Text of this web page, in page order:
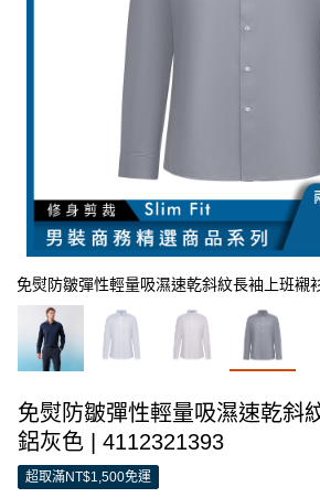
免熨防皺彈性輕量吸濕速乾斜紋長袖上班襯
免熨防皺彈性輕量吸濕速乾斜
鋁灰色 | 4112321393
超取滿NT$1,500免運